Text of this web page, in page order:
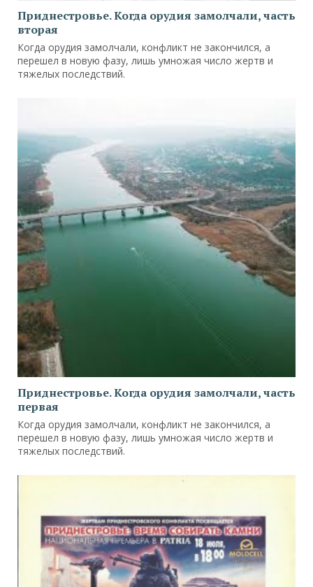
Приднестровье. Когда орудия замолчали, часть
вторая
Когда орудия замолчали, конфликт не закончился, а
перешел в новую фазу, лишь умножая число жертв и
тяжелых последствий.
Приднестровье. Когда орудия замолчали, часть
первая
Когда орудия замолчали, конфликт не закончился, а
перешел в новую фазу, лишь умножая число жертв и
тяжелых последствий.